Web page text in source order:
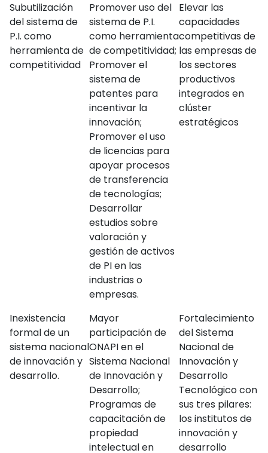
Subutilización
del sistema de
P.I. como
herramienta de
competitividad
Promover uso del
sistema de P.I.
como herramienta
de competitividad;
Promover el
sistema de
patentes para
incentivar la
innovación;
Promover el uso
de licencias para
apoyar procesos
de transferencia
de tecnologías;
Desarrollar
estudios sobre
valoración y
gestión de activos
de PI en las
industrias o
empresas.
Elevar las
capacidades
competitivas de
las empresas de
los sectores
productivos
integrados en
clúster
estratégicos
Inexistencia
formal de un
sistema nacional
de innovación y
desarrollo.
Mayor
participación de
ONAPI en el
Sistema Nacional
de Innovación y
Desarrollo;
Programas de
capacitación de
propiedad
intelectual en
Fortalecimiento
del Sistema
Nacional de
Innovación y
Desarrollo
Tecnológico con
sus tres pilares:
los institutos de
innovación y
desarrollo